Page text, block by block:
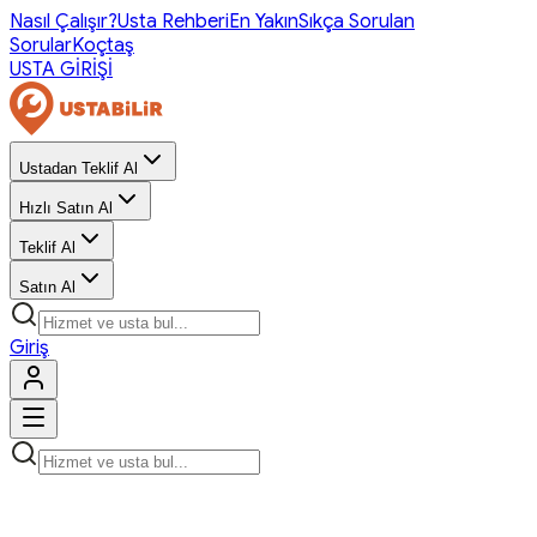
Nasıl Çalışır?Usta RehberiEn YakınSıkça Sorulan
SorularKoçtaş
USTA GİRİŞİ
Ustadan Teklif Al
Hızlı Satın Al
Teklif Al
Satın Al
Giriş